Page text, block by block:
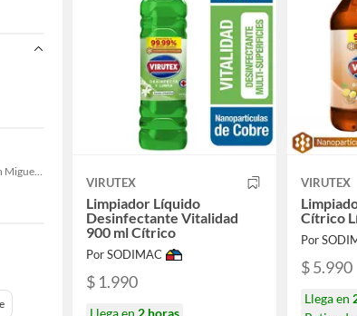
Sodimac Cerrillos, Sodimac Maipú, Sodimac San Miguel, Sodimac El Bosque, Sodimac San Bernardo, Sodimac San Fernando
VIRUTEX
Limpiador Líquido
Desinfectante Vitalidad
900 ml Cítrico
Por SODIMAC
$ 1.990
Llega en 2 horas
VIRUTEX
Cítrico
Por
$ 5.990
Llega en